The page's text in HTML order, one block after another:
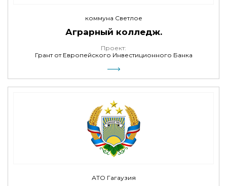
коммуна Светлое
Аграрный колледж.
Проект:
Грант от Европейского Инвестиционного Банка
АТО Гагаузия